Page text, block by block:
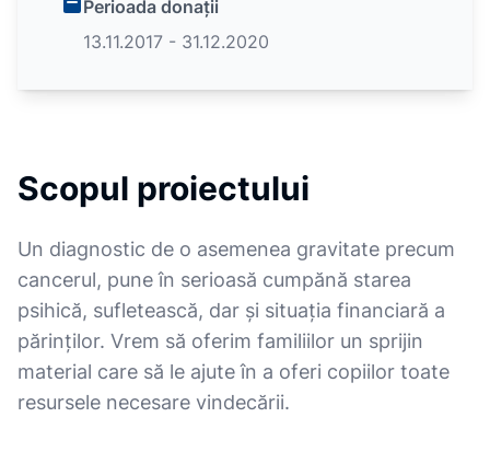
Perioada donații
13.11.2017 - 31.12.2020
Scopul proiectului
Un diagnostic de o asemenea gravitate precum
cancerul, pune în serioasă cumpănă starea
psihică, sufletească, dar și situația financiară a
părinților. Vrem să oferim familiilor un sprijin
material care să le ajute în a oferi copiilor toate
resursele necesare vindecării.